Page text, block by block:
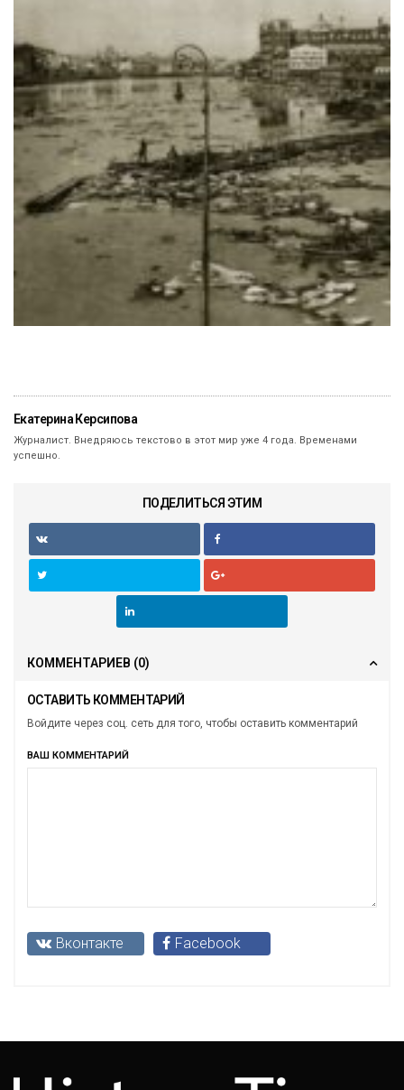
Екатерина Керсипова
Журналист. Внедряюсь текстово в этот мир уже 4 года. Временами
успешно.
ПОДЕЛИТЬСЯ ЭТИМ
КОММЕНТАРИЕВ (0)
ОСТАВИТЬ КОММЕНТАРИЙ
Войдите через соц. сеть для того, чтобы оставить комментарий
ВАШ КОММЕНТАРИЙ
Вконтакте Facebook